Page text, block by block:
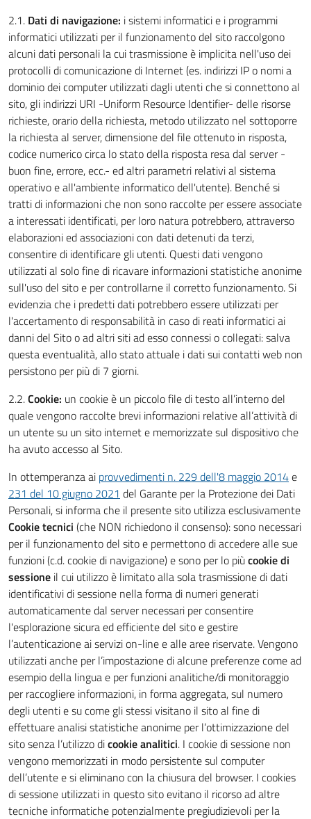
2.1. Dati di navigazione: i sistemi informatici e i programmi
informatici utilizzati per il funzionamento del sito raccolgono
alcuni dati personali la cui trasmissione è implicita nell'uso dei
protocolli di comunicazione di Internet (es. indirizzi IP o nomi a
dominio dei computer utilizzati dagli utenti che si connettono al
sito, gli indirizzi URI -Uniform Resource Identifier- delle risorse
richieste, orario della richiesta, metodo utilizzato nel sottoporre
la richiesta al server, dimensione del file ottenuto in risposta,
codice numerico circa lo stato della risposta resa dal server -
buon fine, errore, ecc.- ed altri parametri relativi al sistema
operativo e all'ambiente informatico dell'utente). Benché si
tratti di informazioni che non sono raccolte per essere associate
a interessati identificati, per loro natura potrebbero, attraverso
elaborazioni ed associazioni con dati detenuti da terzi,
consentire di identificare gli utenti. Questi dati vengono
utilizzati al solo fine di ricavare informazioni statistiche anonime
sull'uso del sito e per controllarne il corretto funzionamento. Si
evidenzia che i predetti dati potrebbero essere utilizzati per
l'accertamento di responsabilità in caso di reati informatici ai
danni del Sito o ad altri siti ad esso connessi o collegati: salva
questa eventualità, allo stato attuale i dati sui contatti web non
persistono per più di 7 giorni.
2.2.Cookie: un cookie è un piccolo file di testo all’interno del
quale vengono raccolte brevi informazioni relative all’attività di
un utente su un sito internet e memorizzate sul dispositivo che
ha avuto accesso al Sito.
In ottemperanza ai provvedimenti n. 229 dell'8 maggio 2014e
231 del 10 giugno 2021 del Garante per la Protezione dei Dati
Personali, si informa che il presente sito utilizza esclusivamente
Cookie tecnici (che NON richiedono il consenso): sono necessari
per il funzionamento del sito e permettono di accedere alle sue
funzioni (c.d. cookie di navigazione) e sono per lo piùcookie di
sessione il cui utilizzo è limitato alla sola trasmissione di dati
identificativi di sessione nella forma di numeri generati
automaticamente dal server necessari per consentire
l'esplorazione sicura ed efficiente del sito e gestire
l’autenticazione ai servizi on-line e alle aree riservate. Vengono
utilizzati anche per l’impostazione di alcune preferenze come ad
esempio della lingua e per funzioni analitiche/di monitoraggio
per raccogliere informazioni, in forma aggregata, sul numero
degli utenti e su come gli stessi visitano il sito al fine di
effettuare analisi statistiche anonime per l’ottimizzazione del
sito senza l’utilizzo dicookie analitici. I cookie di sessione non
vengono memorizzati in modo persistente sul computer
dell’utente e si eliminano con la chiusura del browser. I cookies
di sessione utilizzati in questo sito evitano il ricorso ad altre
tecniche informatiche potenzialmente pregiudizievoli per la